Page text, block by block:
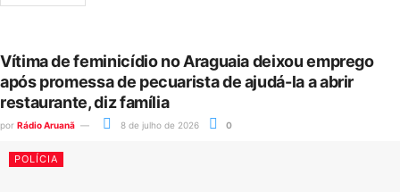
Vítima de feminicídio no Araguaia deixou emprego
após promessa de pecuarista de ajudá-la a abrir
restaurante, diz família
por Rádio Aruanã 8 de julho de 2026 0
POLÍCIA